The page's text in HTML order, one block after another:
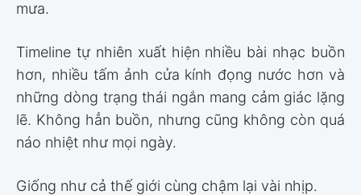
mưa.
Timeline tự nhiên xuất hiện nhiều bài nhạc buồn
hơn, nhiều tấm ảnh cửa kính đọng nước hơn và
những dòng trạng thái ngắn mang cảm giác lặng
lẽ. Không hẳn buồn, nhưng cũng không còn quá
náo nhiệt như mọi ngày.
Giống như cả thế giới cùng chậm lại vài nhịp.